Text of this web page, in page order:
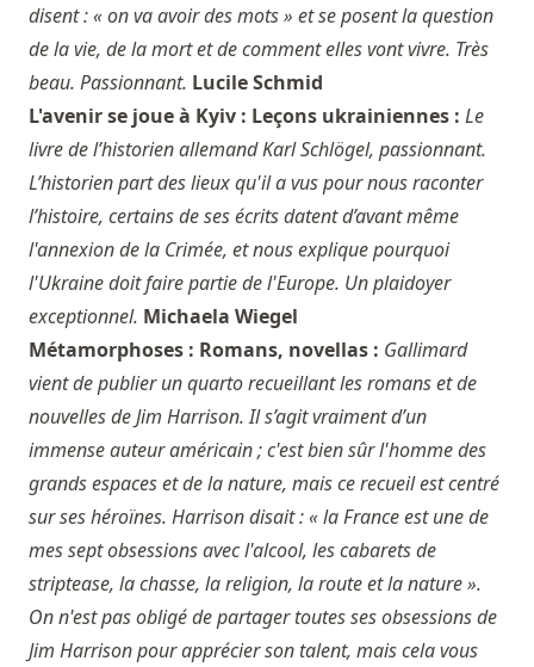
disent : « on va avoir des mots » et se posent la question
de la vie, de la mort et de comment elles vont vivre. Très
beau. Passionnant. Lucile Schmid
L'avenir se joue à Kyiv : Leçons ukrainiennes : Le
livre de l’historien allemand Karl Schlögel, passionnant.
L’historien part des lieux qu'il a vus pour nous raconter
l’histoire, certains de ses écrits datent d’avant même
l'annexion de la Crimée, et nous explique pourquoi
l'Ukraine doit faire partie de l'Europe. Un plaidoyer
exceptionnel. Michaela Wiegel
Métamorphoses : Romans, novellas : Gallimard
vient de publier un quarto recueillant les romans et de
nouvelles de Jim Harrison. Il s’agit vraiment d’un
immense auteur américain ; c'est bien sûr l'homme des
grands espaces et de la nature, mais ce recueil est centré
sur ses héroïnes. Harrison disait : « la France est une de
mes sept obsessions avec l'alcool, les cabarets de
striptease, la chasse, la religion, la route et la nature ».
On n'est pas obligé de partager toutes ses obsessions de
Jim Harrison pour apprécier son talent, mais cela vous